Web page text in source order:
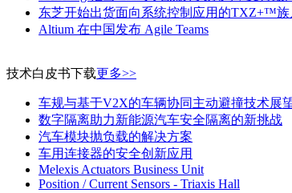
东芝开始出货面向系统控制应用的TXZ+™族
Altium 在中国发布 Agile Teams
技术白皮书下载更多>>
车规与基于V2X的车辆协同主动避撞技术展
数字隔离助力新能源汽车安全隔离的新挑战
汽车模块抛负载的解决方案
车用连接器的安全创新应用
Melexis Actuators Business Unit
Position / Current Sensors - Triaxis Hall